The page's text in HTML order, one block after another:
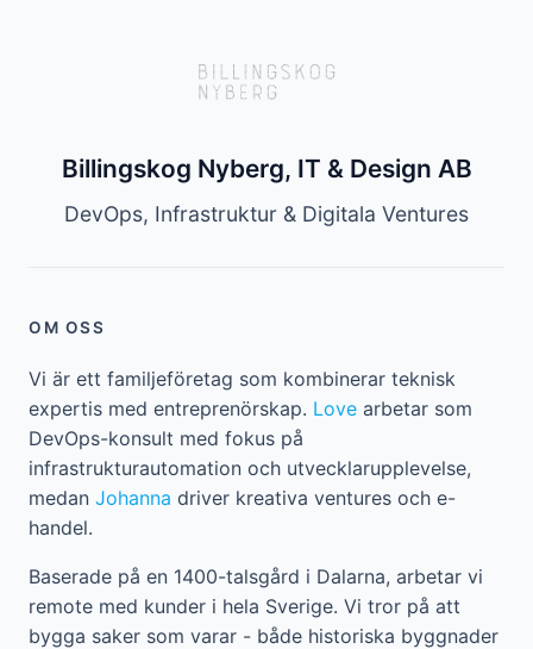
Billingskog Nyberg, IT & Design AB
DevOps, Infrastruktur & Digitala Ventures
OM OSS
Vi är ett familjeföretag som kombinerar teknisk
expertis med entreprenörskap. Love arbetar som
DevOps-konsult med fokus på
infrastrukturautomation och utvecklarupplevelse,
medan Johanna driver kreativa ventures och e-
handel.
Baserade på en 1400-talsgård i Dalarna, arbetar vi
remote med kunder i hela Sverige. Vi tror på att
bygga saker som varar - både historiska byggnader